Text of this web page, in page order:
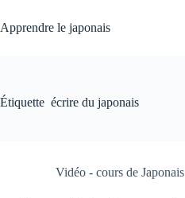
au
contenu
Apprendre le japonais
Étiquette écrire du japonais
Vidéo - cours de Japonais